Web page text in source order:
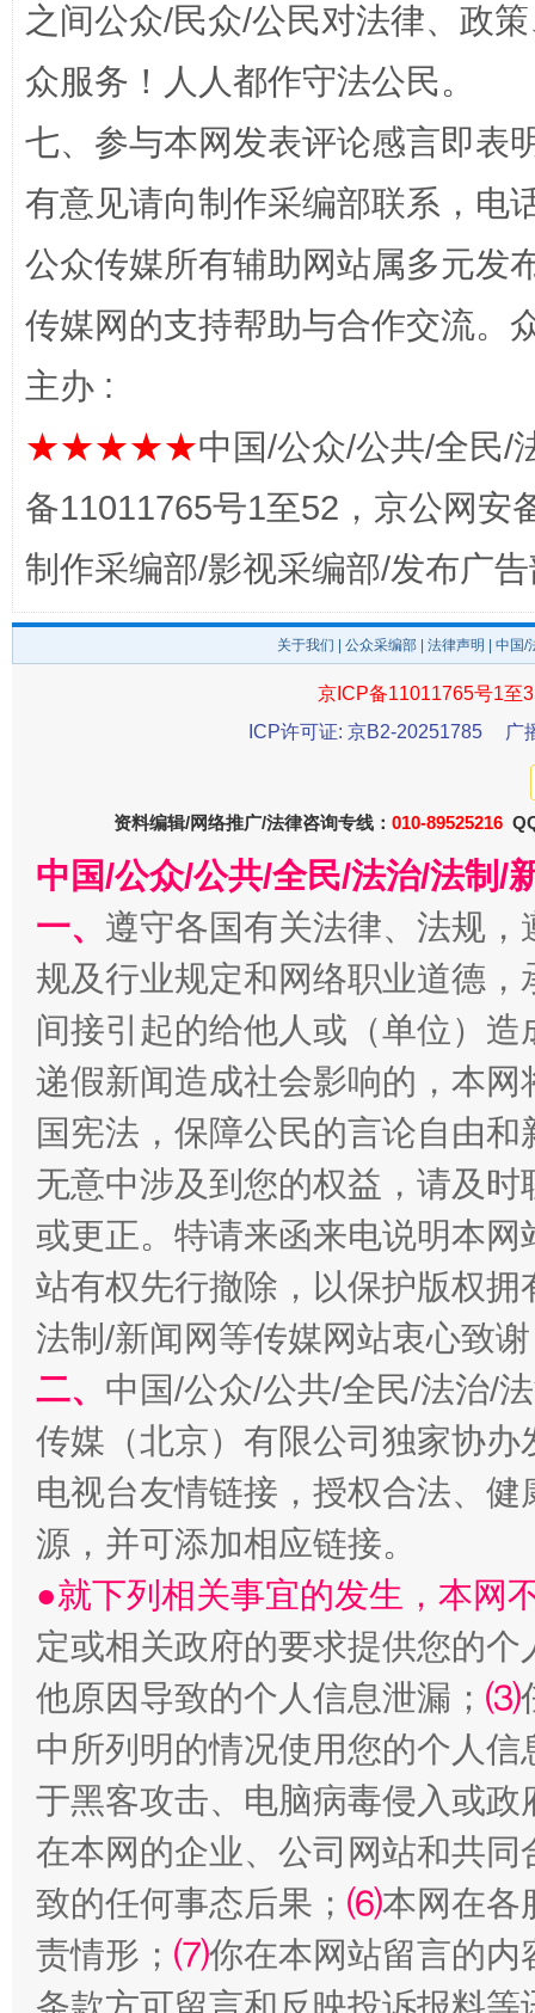
千年窑火 生生不息 一
揭开“小金库”的免责幌子
受贿1.44亿！段成刚被判无期 从幼
全民健身五年计划来了！等你上场
阿坝州三大球赛在茂县开幕 规模
国家大学科技园优化重塑工作
扯下公款旅游的“隐身衣” 如何以
之间公众/民众/公民对法律、政
众服务！人人都作守法公民。
七、参与本网发表评论感言即表
有意见请向制作采编部联系，电
公众传媒所有辅助网站属多元发
传媒网的支持帮助与合作交流。
主办 :
★★★★★中国/公众/公共/全民/
备11011765号1至52，京公网安
制作采编部/影视采编部/发布广
关于我们 公众采编部 法律声明 | 中国
京ICP备11011765号1至
ICP许可证: 京B2-20251785
广
资料编辑/网络推广/法律咨询专线： 010-89525216
中国/公众/公共/全民/法治/法制/
一、 遵守各国有关法律、法规
规及行业规定和网络职业道德
间接引起的给他人或（单位）
递假新闻造成社会影响的，本
国宪法，保障公民的言论自由
无意中涉及到您的权益，请及
或更正。特请来函来电说明本
站有权先行撤除，以保护版权
法制/新闻网等传媒网站衷心致
二、 中国/公众/公共/全民/法治/
传媒（北京）有限公司独家协
电视台友情链接，授权合法、
源，并可添加相应链接。
●就下列相关事宜的发生，本网
定或相关政府的要求提供您的个
他原因导致的个人信息泄漏； ⑶
中所列明的情况使用您的个人
于黑客攻击、电脑病毒侵入或
在本网的企业、公司网站和共
致的任何事态后果； ⑹本网在各
责情形； ⑺你在本网站留言的内